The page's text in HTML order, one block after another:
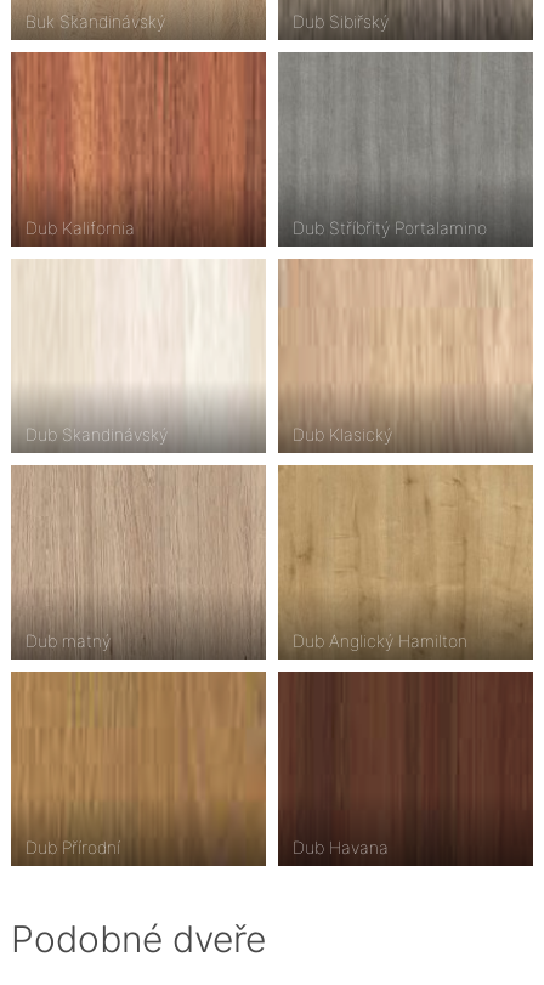
Buk Skandinávský Dub Sibiřský
Dub Kalifornia Dub Stříbřitý Portalamino
Dub Skandinávský Dub Klasický
Dub matný Dub Anglický Hamilton
Dub Přírodní Dub Havana
Podobné dveře